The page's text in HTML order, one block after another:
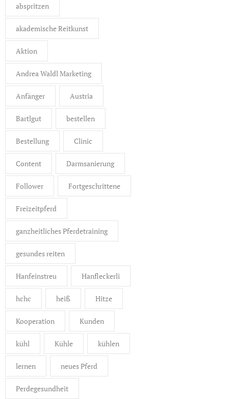
abspritzen
akademische Reitkunst
Aktion
Andrea Waldl Marketing
Anfänger Austria
Bartlgut bestellen
Bestellung Clinic
Content Darmsanierung
Follower Fortgeschrittene
Freizeitpferd
ganzheitliches Pferdetraining
gesundes reiten
Hanfeinstreu Hanfleckerli
hchc heiß Hitze
Kooperation Kunden
kühl Kühle kühlen
lernen neues Pferd
Perdegesundheit